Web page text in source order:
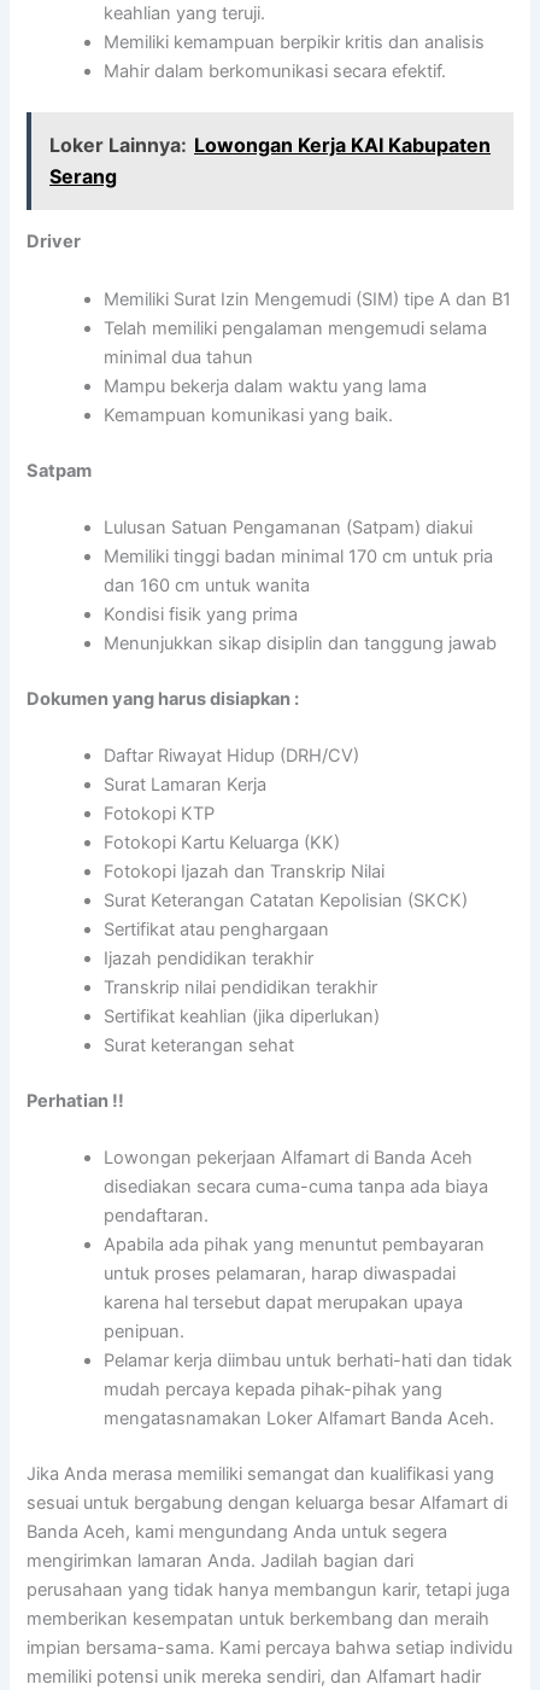
keahlian yang teruji.
Memiliki kemampuan berpikir kritis dan analisis
Mahir dalam berkomunikasi secara efektif.
Loker Lainnya: Lowongan Kerja KAI Kabupaten
Serang
Driver
Memiliki Surat Izin Mengemudi (SIM) tipe A dan B1
Telah memiliki pengalaman mengemudi selama
minimal dua tahun
Mampu bekerja dalam waktu yang lama
Kemampuan komunikasi yang baik.
Satpam
Lulusan Satuan Pengamanan (Satpam) diakui
Memiliki tinggi badan minimal 170 cm untuk pria
dan 160 cm untuk wanita
Kondisi fisik yang prima
Menunjukkan sikap disiplin dan tanggung jawab
Dokumen yang harus disiapkan :
Daftar Riwayat Hidup (DRH/CV)
Surat Lamaran Kerja
Fotokopi KTP
Fotokopi Kartu Keluarga (KK)
Fotokopi Ijazah dan Transkrip Nilai
Surat Keterangan Catatan Kepolisian (SKCK)
Sertifikat atau penghargaan
Ijazah pendidikan terakhir
Transkrip nilai pendidikan terakhir
Sertifikat keahlian (jika diperlukan)
Surat keterangan sehat
Perhatian !!
Lowongan pekerjaan Alfamart di Banda Aceh
disediakan secara cuma-cuma tanpa ada biaya
pendaftaran.
Apabila ada pihak yang menuntut pembayaran
untuk proses pelamaran, harap diwaspadai
karena hal tersebut dapat merupakan upaya
penipuan.
Pelamar kerja diimbau untuk berhati-hati dan tidak
mudah percaya kepada pihak-pihak yang
mengatasnamakan Loker Alfamart Banda Aceh.
Jika Anda merasa memiliki semangat dan kualifikasi yang
sesuai untuk bergabung dengan keluarga besar Alfamart di
Banda Aceh, kami mengundang Anda untuk segera
mengirimkan lamaran Anda. Jadilah bagian dari
perusahaan yang tidak hanya membangun karir, tetapi juga
memberikan kesempatan untuk berkembang dan meraih
impian bersama-sama. Kami percaya bahwa setiap individu
memiliki potensi unik mereka sendiri, dan Alfamart hadir